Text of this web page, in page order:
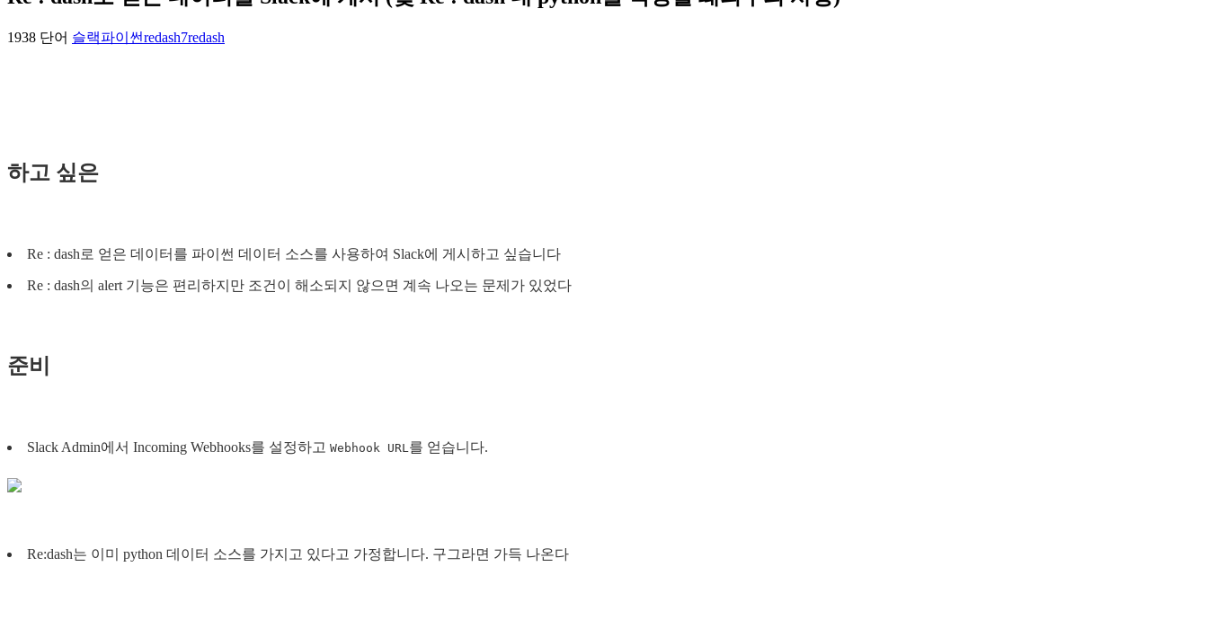
1938 단어 슬랙파이썬redash7redash
하고 싶은
Re : dash로 얻은 데이터를 파이썬 데이터 소스를 사용하여 Slack에 게시하고 싶습니다
Re : dash의 alert 기능은 편리하지만 조건이 해소되지 않으면 계속 나오는 문제가 있었다
준비
Slack Admin에서 Incoming Webhooks를 설정하고 Webhook URL 를 얻습니다.
Re:dash는 이미 python 데이터 소스를 가지고 있다고 가정합니다. 구그라면 가득 나온다